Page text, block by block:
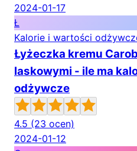
2024-01-17
Ł
Kalorie i wartości
Łyżeczka kremu
laskowymi - ile ma
odżywcze
4.5 (23 ocen)
2024-01-12